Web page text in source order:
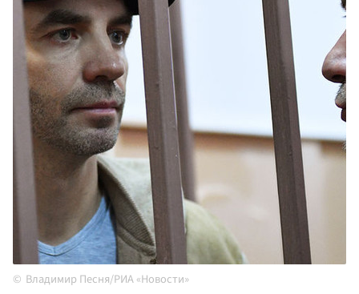
Владимир Песня/РИА «Новости»